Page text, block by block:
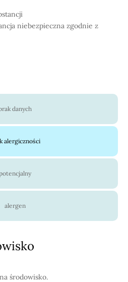
niebezpieczna zgodnie z
danych
alergiczności
alergen
środowisko.